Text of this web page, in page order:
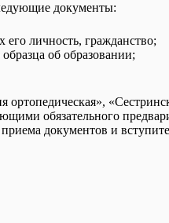
документы:
личность, гражданство;
об образовании;
обязательного
документов и